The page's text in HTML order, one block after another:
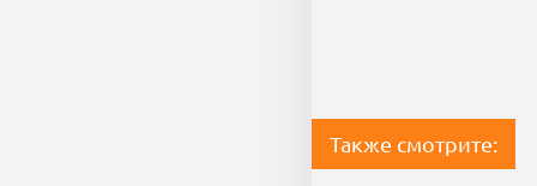
Также смотрите: